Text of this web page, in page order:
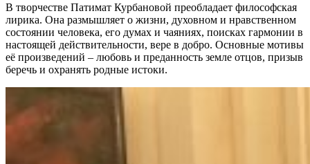
В творчестве Патимат Курбановой преобладает философская
лирика. Она размышляет о жизни, духовном и нравственном
состоянии человека, его думах и чаяниях, поисках гармонии в
настоящей действительности, вере в добро. Основные мотивы
её произведений – любовь и преданность земле отцов, призыв
беречь и охранять родные истоки.